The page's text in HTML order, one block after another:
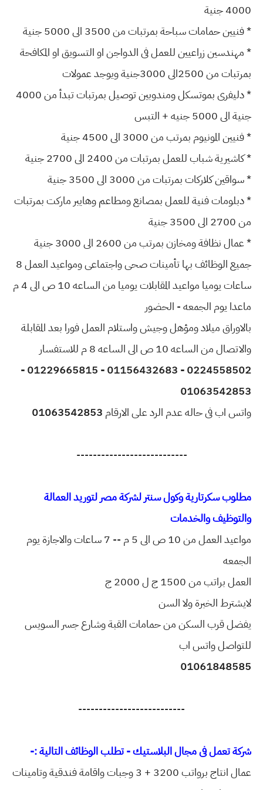
4000 جنية
* فنيين حمامات سباحة بمرتبات من 3500 الى 5000 جنية
* مهندسين زراعيين للعمل فى الدواجن او التسويق او المكافحة
بمرتبات من 2500الى 3000جنية ويوجد عمولات
* دليفرى بموتسكل ومندوبين توصيل بمرتبات تبدأ من 4000
جنية الى 5000 جنيه + التبس
* فنيين المونيوم بمرتب من 3000 الى 4500 جنية
* كاشيرية شباب للعمل بمرتبات من 2400 الى 2700 جنية
* سواقين كلاركات بمرتبات من 3000 الى 3500 جنية
* دبلومات فنية للعمل بمصانع ومطاعم وهايبر ماركت بمرتبات
من 2700 الى 3500 جنية
* عمال نظافة ومخازن بمرتب من 2600 الى 3000 جنية
جميع الوظائف بها تأمينات صحى واجتماعى ومواعيد العمل 8
ساعات يوميا مواعيد المقابلات يوميا من الساعه 10 ص الى 4 م
ماعدا يوم الجمعه - الحضور
بالاوراق ميلاد ومؤهل وجيش واستلام العمل فورا بعد المقابلة
والاتصال من الساعه 10 ص الى الساعه 8 م للاستفسار
0224558502 - 01156432683 - 01229665815 -
01063542853
واتس اب فى حاله عدم الرد على الارقام 01063542853
---------------------------
مطلوب سكرتارية وكول سنتر لشركة مصر لتوريد العمالة
والتوظيف والخدمات
مواعيد العمل من 10 ص الى 5 م -- 7 ساعات والاجازة يوم
الجمعه
العمل براتب من 1500 ج ل 2000 ج
لايشترط الخبرة ولا السن
يفضل قرب السكن من حمامات القبة وشارع جسر السويس
للتواصل واتس اب
01061848585
--------------------------
شركة تعمل فى مجال البلاستيك - تطلب الوظائف التالية :-
عمال انتاج برواتب 3200 + 3 وجبات واقامة فندقية وتامينات